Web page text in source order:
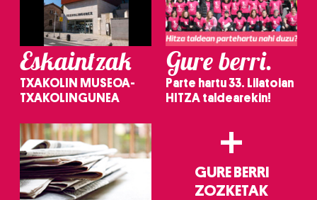
Eskaintzak
TXAKOLIN MUSEOA-
TXAKOLINGUNEA
Gure berri.
Parte hartu 33. Lilatoian
HITZA taldearekin!
+
GURE BERRI
ZOZKETAK